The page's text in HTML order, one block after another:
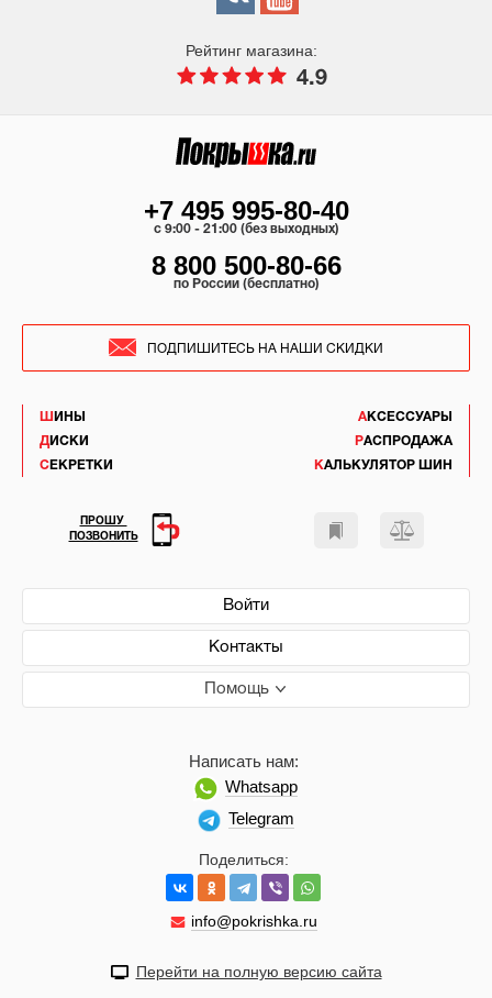
Рейтинг магазина:
4.9
ШИНЫ
ДИСКИ
СЕКРЕТКИ
АКСЕССУАРЫ
РАСПРОДАЖА
КАЛЬКУЛЯТОР ШИН
Войти
Контакты
Помощь
Поделиться:
info@pokrishka.ru
Написать нам:
Whatsapp
Telegram
+7 495 995-80-40
c 9:00 - 21:00 (без выходных)
8 800 500-80-66
по России (бесплатно)
ПОДПИШИТЕСЬ НА НАШИ СКИДКИ
ПРОШУ
ПОЗВОНИТЬ
Перейти на полную версию сайта